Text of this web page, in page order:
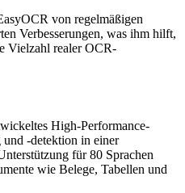
von regelmäßigen
Verbesserungen, was ihm hilft,
Vielzahl realer OCR-
High-Performance-
-detektion in einer
für 80 Sprachen
wie Belege, Tabellen und